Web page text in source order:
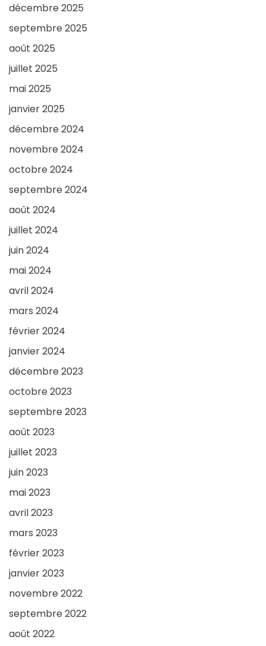
décembre 2025
septembre 2025
août 2025
juillet 2025
mai 2025
janvier 2025
décembre 2024
novembre 2024
octobre 2024
septembre 2024
août 2024
juillet 2024
juin 2024
mai 2024
avril 2024
mars 2024
février 2024
janvier 2024
décembre 2023
octobre 2023
septembre 2023
août 2023
juillet 2023
juin 2023
mai 2023
avril 2023
mars 2023
février 2023
janvier 2023
novembre 2022
septembre 2022
août 2022